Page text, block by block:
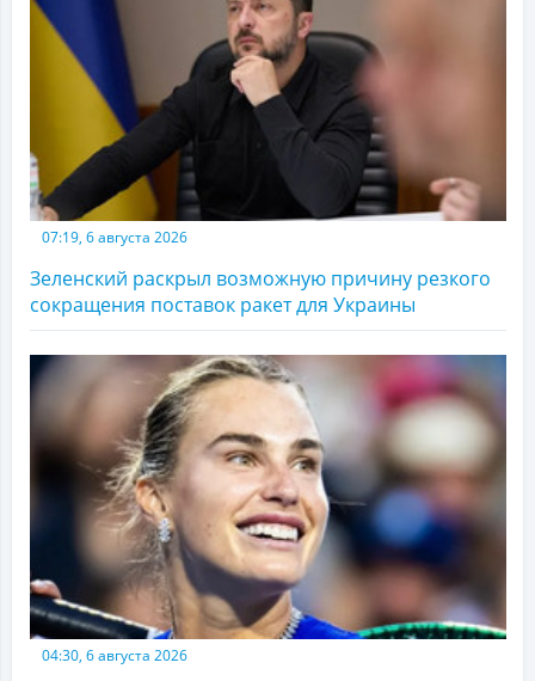
07:19, 6 августа 2026
Зеленский раскрыл возможную причину резкого
сокращения поставок ракет для Украины
04:30, 6 августа 2026